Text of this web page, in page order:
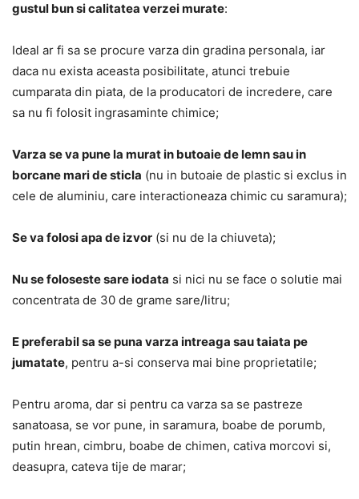
gustul bun si calitatea verzei murate:
Ideal ar fi sa se procure varza din gradina personala, iar
daca nu exista aceasta posibilitate, atunci trebuie
cumparata din piata, de la producatori de incredere, care
sa nu fi folosit ingrasaminte chimice;
Varza se va pune la murat in butoaie de lemn sau in
borcane mari de sticla (nu in butoaie de plastic si exclus in
cele de aluminiu, care interactioneaza chimic cu saramura);
Se va folosi apa de izvor (si nu de la chiuveta);
Nu se foloseste sare iodata si nici nu se face o solutie mai
concentrata de 30 de grame sare/litru;
E preferabil sa se puna varza intreaga sau taiata pe
jumatate, pentru a-si conserva mai bine proprietatile;
Pentru aroma, dar si pentru ca varza sa se pastreze
sanatoasa, se vor pune, in saramura, boabe de porumb,
putin hrean, cimbru, boabe de chimen, cativa morcovi si,
deasupra, cateva tije de marar;